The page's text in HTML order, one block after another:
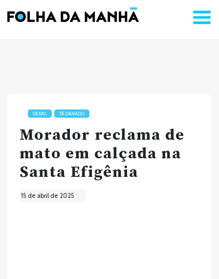
GERAL TÁ DANADO
Morador reclama de
mato em calçada na
Santa Efigênia
15 de abril de 2025